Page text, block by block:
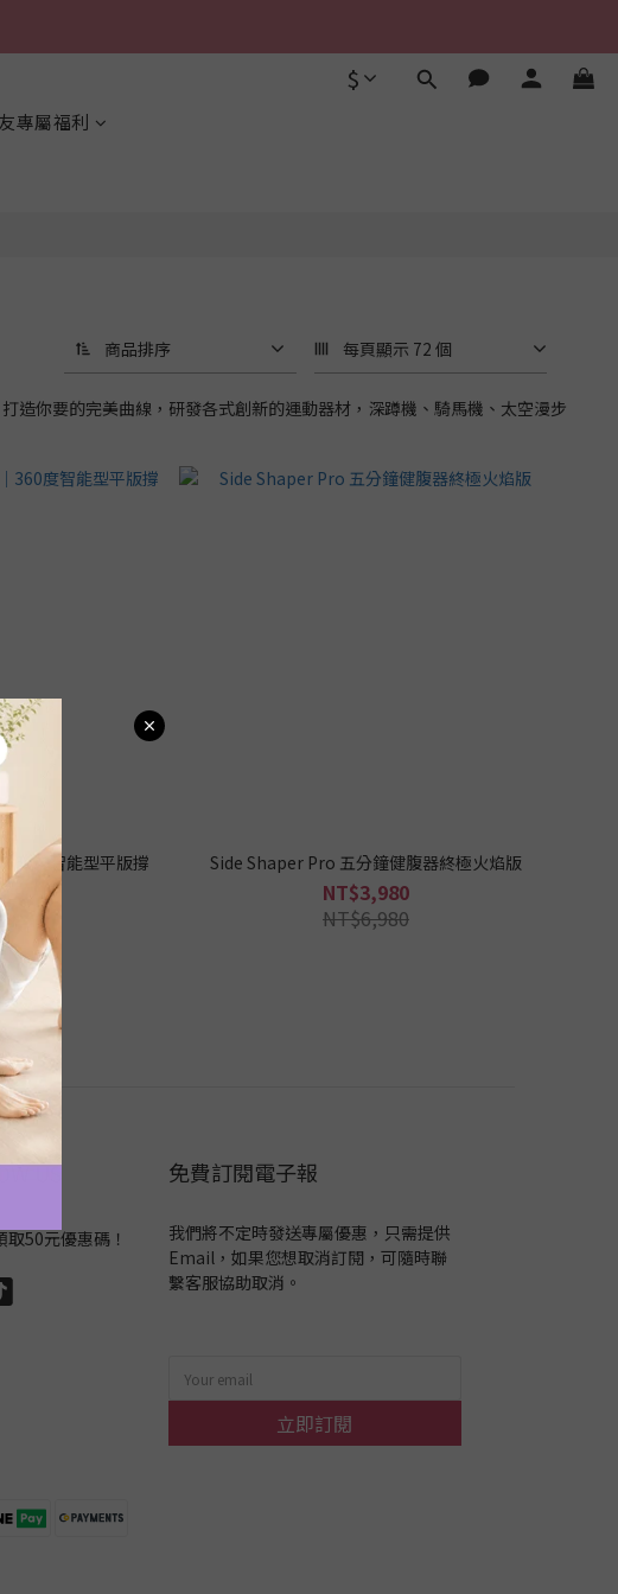
$
專屬福利
商品排序 每頁顯示 72 個
造你要的完美曲線，研發各式創新的運動器材，深蹲機、騎馬機、太空漫步
度智能型平版撐 Side Shaper Pro 五分鐘健腹器終極火焰版
NT$3,980
NT$6,980
US
50元優惠碼！
免費訂閱電子報
我們將不定時發送專屬優惠，只需提供
Email，如果您想取消訂閱，可隨時聯
繫客服協助取消。
立即訂閱